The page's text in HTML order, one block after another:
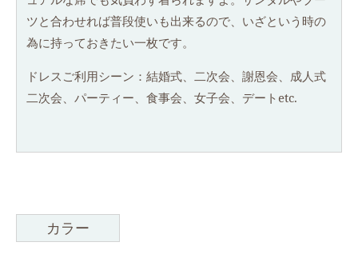
ツと合わせれば普段使いも出来るので、いざという時の
為に持っておきたい一枚です。
ドレスご利用シーン：結婚式、二次会、謝恩会、成人式
二次会、パーティー、食事会、女子会、デートetc.
カラー